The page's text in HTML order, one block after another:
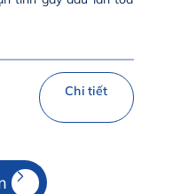
Chi tiết